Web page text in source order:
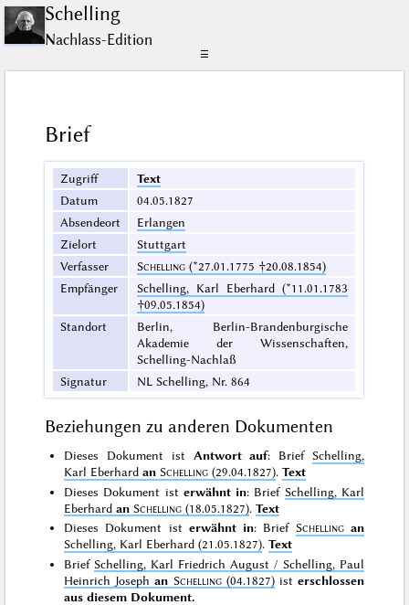
Schelling
Nachlass-Edition
☰
Brief
Zugriff
Text
Datum
04.05.1827
Absendeort
Erlangen
Zielort
Stuttgart
Verfasser
Schelling (*27.01.1775 †20.08.1854)
Empfänger
Schelling, Karl Eberhard (*11.01.1783
†09.05.1854)
Standort
Berlin, Berlin-Brandenburgische
Akademie der Wissenschaften,
Schelling-Nachlaß
Signatur
NL Schelling, Nr. 864
Beziehungen zu anderen Dokumenten
Dieses Dokument ist Antwort auf: Brief Schelling,
Karl Eberhardan Schelling (29.04.1827).Text
Dieses Dokument ist erwähnt in: Brief Schelling, Karl
Eberhardan Schelling (18.05.1827).Text
Dieses Dokument ist erwähnt in: Brief Schelling an
Schelling, Karl Eberhard (21.05.1827).Text
Brief Schelling, Karl Friedrich August / Schelling, Paul
Heinrich Josephan Schelling(04.1827)ist erschlossen
aus diesem Dokument.